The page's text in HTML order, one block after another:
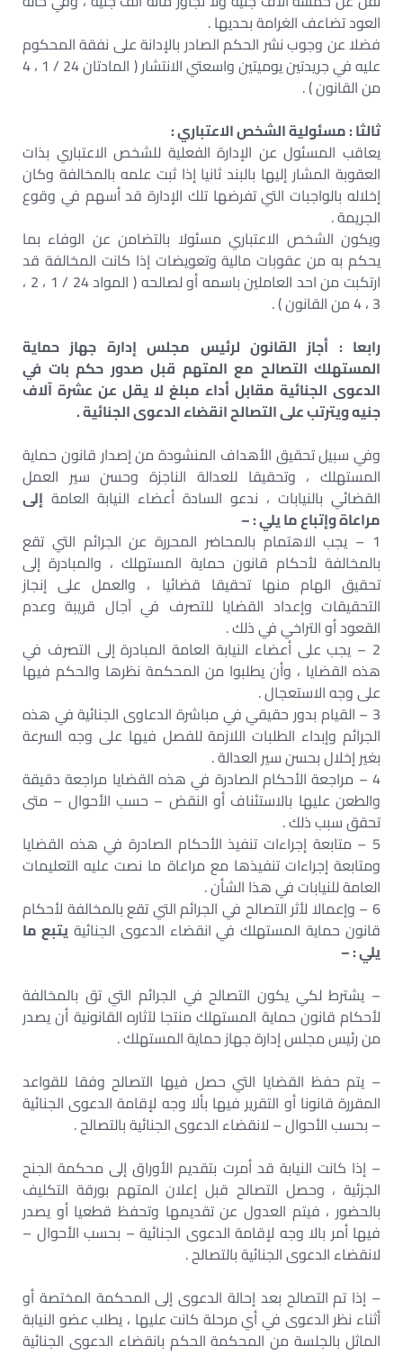
العود تضاعف الغرامة بحديها .
فضلا عن وجوب نشر الحكم الصادر بالإدانة على نفقة المحكوم
عليه في جريدتين يوميتين واسعتي الانتشار ( المادتان 24 / 1 ، 4
من القانون ) .
ثالثا : مسئولية الشخص الاعتباري :
يعاقب المسئول عن الإدارة الفعلية للشخص الاعتباري بذات
العقوبة المشار إليها بالبند ثانيا إذا ثبت علمه بالمخالفة وكان
إخلاله بالواجبات التي تفرضها تلك الإدارة قد أسهم في وقوع
الجريمة .
ويكون الشخص الاعتباري مسئولا بالتضامن عن الوفاء بما
يحكم به من عقوبات مالية وتعويضات إذا كانت المخالفة قد
ارتكبت من احد العاملين باسمه أو لصالحه ( المواد 24 / 1 ، 2 ،
3 ، 4 من القانون ) .
رابعا : أجاز القانون لرئيس مجلس إدارة جهاز حماية
المستهلك التصالح مع المتهم قبل صدور حكم بات في
الدعوى الجنائية مقابل أداء مبلغ لا يقل عن عشرة آلاف
جنيه ويترتب على التصالح انقضاء الدعوى الجنائية .
وفي سبيل تحقيق الأهداف المنشودة من إصدار قانون حماية
المستهلك ، وتحقيقا للعدالة الناجزة وحسن سير العمل
القضائي بالنيابات ، ندعو السادة أعضاء النيابة العامة إلى
مراعاة وإتباع ما يلي : –
1 – يجب الاهتمام بالمحاضر المحررة عن الجرائم التي تقع
بالمخالفة لأحكام قانون حماية المستهلك ، والمبادرة إلى
تحقيق الهام منها تحقيقا قضائيا ، والعمل على إنجاز
التحقيقات وإعداد القضايا للتصرف في آجال قريبة وعدم
القعود أو التراخي في ذلك .
2 – يجب على أعضاء النيابة العامة المبادرة إلى التصرف في
هذه القضايا ، وأن يطلبوا من المحكمة نظرها والحكم فيها
على وجه الاستعجال .
3 – القيام بدور حقيقي في مباشرة الدعاوى الجنائية في هذه
الجرائم وإبداء الطلبات اللازمة للفصل فيها على وجه السرعة
بغير إخلال بحسن سير العدالة .
4 – مراجعة الأحكام الصادرة في هذه القضايا مراجعة دقيقة
والطعن عليها بالاستئناف أو النقض – حسب الأحوال – متى
تحقق سبب ذلك .
5 – متابعة إجراءات تنفيذ الأحكام الصادرة في هذه القضايا
ومتابعة إجراءات تنفيذها مع مراعاة ما نصت عليه التعليمات
العامة للنيابات في هذا الشأن .
6 – وإعمالا لأثر التصالح في الجرائم التي تقع بالمخالفة لأحكام
قانون حماية المستهلك في انقضاء الدعوى الجنائيةيتبع ما
يلي : –
– يشترط لكي يكون التصالح في الجرائم التي تق بالمخالفة
لأحكام قانون حماية المستهلك منتجا لآثاره القانونية أن يصدر
من رئيس مجلس إدارة جهاز حماية المستهلك .
– يتم حفظ القضايا التي حصل فيها التصالح وفقا للقواعد
المقررة قانونا أو التقرير فيها بألا وجه لإقامة الدعوى الجنائية
– بحسب الأحوال – لانقضاء الدعوى الجنائية بالتصالح .
– إذا كانت النيابة قد أمرت بتقديم الأوراق إلى محكمة الجنح
الجزئية ، وحصل التصالح قبل إعلان المتهم بورقة التكليف
بالحضور ، فيتم العدول عن تقديمها وتحفظ قطعيا أو يصدر
فيها أمر بالا وجه لإقامة الدعوى الجنائية – بحسب الأحوال –
لانقضاء الدعوى الجنائية بالتصالح .
– إذا تم التصالح بعد إحالة الدعوى إلى المحكمة المختصة أو
أثناء نظر الدعوى في أي مرحلة كانت عليها ، يطلب عضو النيابة
الماثل بالجلسة من المحكمة الحكم بانقضاء الدعوى الجنائية